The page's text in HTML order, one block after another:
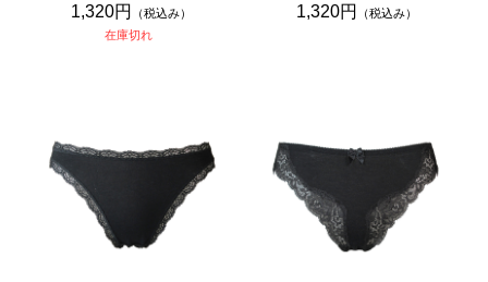
1,320円
（税込み）
在庫切れ
1,320円
（税込み）